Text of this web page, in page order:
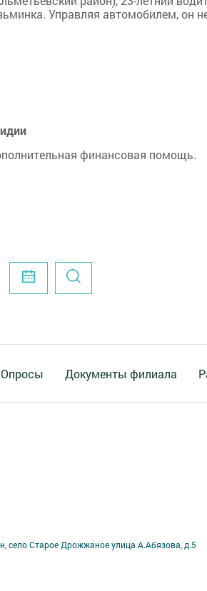
Управляя автомобилем, он
финансовая помощь.
Опросы Документы филиала
село Старое Дрожжаное улица А.Абязова, д.5